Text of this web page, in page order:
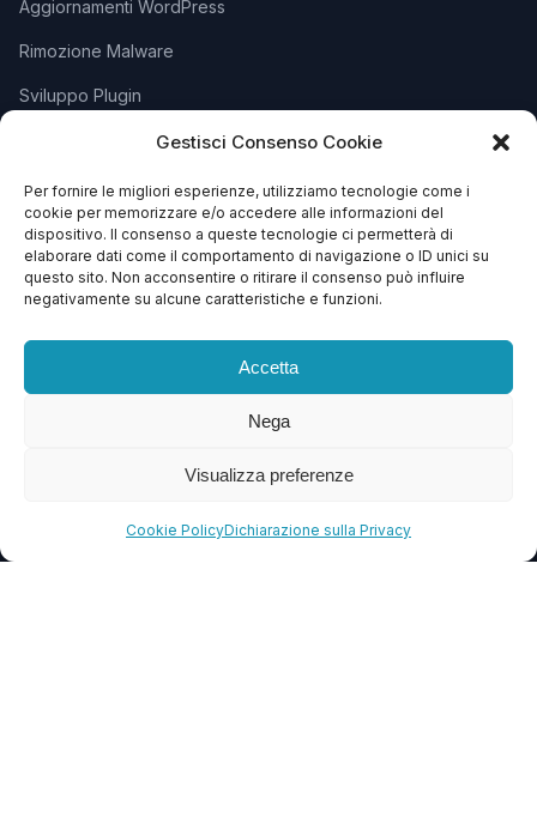
Gestisci Consenso Cookie
Per fornire le migliori esperienze, utilizziamo tecnologie come i
cookie per memorizzare e/o accedere alle informazioni del
dispositivo. Il consenso a queste tecnologie ci permetterà di
elaborare dati come il comportamento di navigazione o ID unici su
questo sito. Non acconsentire o ritirare il consenso può influire
negativamente su alcune caratteristiche e funzioni.
Accetta
Nega
Visualizza preferenze
Cookie PolicyDichiarazione sulla Privacy
Aggiornamenti WordPress
Rimozione Malware
Sviluppo Plugin
SUPPORTO
Apri Ticket
Contattaci
Blog
FAQ